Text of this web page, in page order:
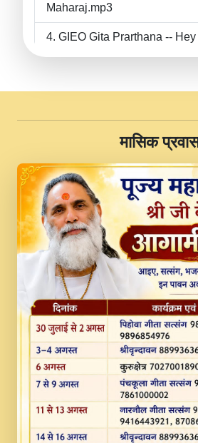
Maharaj.mp3
GIEO Gita Prarthana --
II Swami Gyananand Ji
JINU SATGURU AAP
Pawan ji 20-11-19 Sankirtan
PRABHU KUTEER
Kina Sohna Tera Bhawan
Vaishno Devi Aarti Mata
Lakhwinder Wadali Ji.mp3
MERE MANN VICH
NEW PUNAJBI
FULL VIDEO HD.mp3
Na To Roop Hai Bindu Ji
Divine Bhajan by Shri
#BhaktiPath.mp3
Radha Rani Ki Kirpa
Song By Chitra Vichitra.mp3
​मासिक